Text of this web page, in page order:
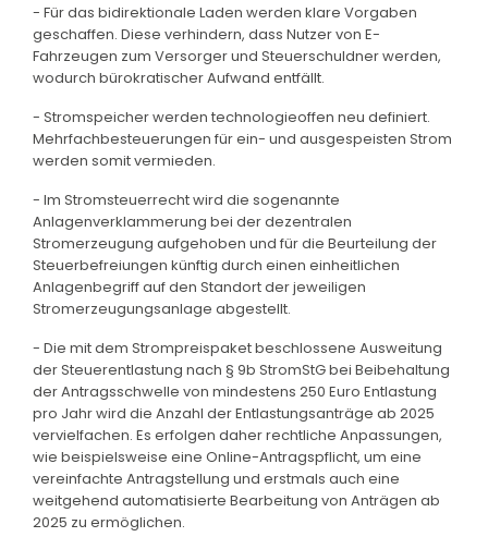
- Für das bidirektionale Laden werden klare Vorgaben
geschaffen. Diese verhindern, dass Nutzer von E-
Fahrzeugen zum Versorger und Steuerschuldner werden,
wodurch bürokratischer Aufwand entfällt.
- Stromspeicher werden technologieoffen neu definiert.
Mehrfachbesteuerungen für ein- und ausgespeisten Strom
werden somit vermieden.
- Im Stromsteuerrecht wird die sogenannte
Anlagenverklammerung bei der dezentralen
Stromerzeugung aufgehoben und für die Beurteilung der
Steuerbefreiungen künftig durch einen einheitlichen
Anlagenbegriff auf den Standort der jeweiligen
Stromerzeugungsanlage abgestellt.
- Die mit dem Strompreispaket beschlossene Ausweitung
der Steuerentlastung nach § 9b StromStG bei Beibehaltung
der Antragsschwelle von mindestens 250 Euro Entlastung
pro Jahr wird die Anzahl der Entlastungsanträge ab 2025
vervielfachen. Es erfolgen daher rechtliche Anpassungen,
wie beispielsweise eine Online-Antragspflicht, um eine
vereinfachte Antragstellung und erstmals auch eine
weitgehend automatisierte Bearbeitung von Anträgen ab
2025 zu ermöglichen.